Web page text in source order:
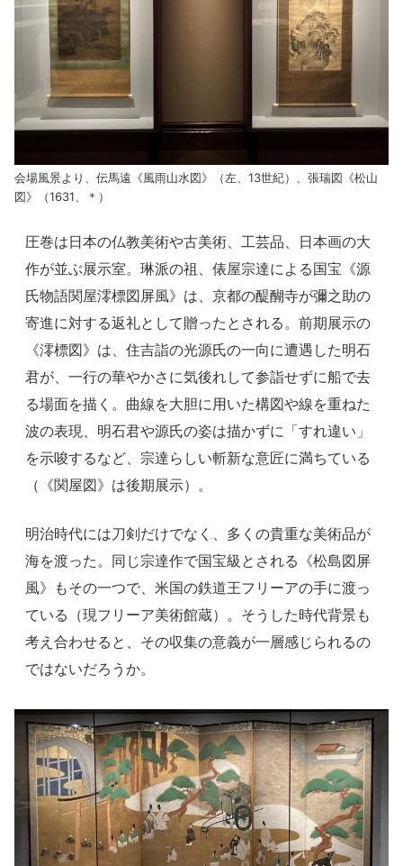
会場風景より、伝馬遠《風雨山水図》（左、13世紀）、張瑞図《松山
図》（1631、＊）
圧巻は日本の仏教美術や古美術、工芸品、日本画の大
作が並ぶ展示室。琳派の祖、俵屋宗達による国宝《源
氏物語関屋澪標図屏風》は、京都の醍醐寺が彌之助の
寄進に対する返礼として贈ったとされる。前期展示の
《澪標図》は、住吉詣の光源氏の一向に遭遇した明石
君が、一行の華やかさに気後れして参詣せずに船で去
る場面を描く。曲線を大胆に用いた構図や線を重ねた
波の表現、明石君や源氏の姿は描かずに「すれ違い」
を示唆するなど、宗達らしい斬新な意匠に満ちている
（《関屋図》は後期展示）。
明治時代には刀剣だけでなく、多くの貴重な美術品が
海を渡った。同じ宗達作で国宝級とされる《松島図屏
風》もその一つで、米国の鉄道王フリーアの手に渡っ
ている（現フリーア美術館蔵）。そうした時代背景も
考え合わせると、その収集の意義が一層感じられるの
ではないだろうか。